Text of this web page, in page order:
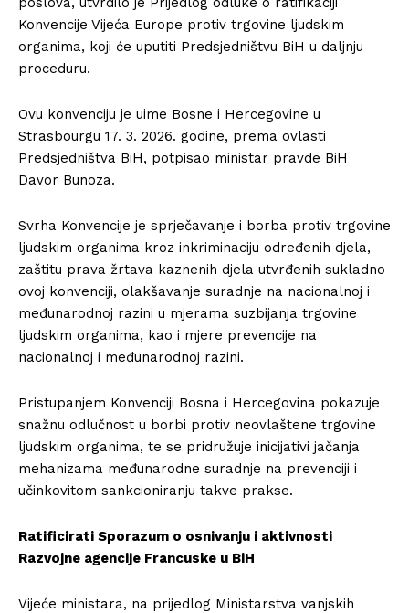
Konvencije Vijeća Europe protiv trgovine ljudskim
organima, koji će uputiti Predsjedništvu BiH u daljnju
proceduru.
Ovu konvenciju je uime Bosne i Hercegovine u
Strasbourgu 17. 3. 2026. godine, prema ovlasti
Predsjedništva BiH, potpisao ministar pravde BiH
Davor Bunoza.
Svrha Konvencije je sprječavanje i borba protiv trgovine
ljudskim organima kroz inkriminaciju određenih djela,
zaštitu prava žrtava kaznenih djela utvrđenih sukladno
ovoj konvenciji, olakšavanje suradnje na nacionalnoj i
međunarodnoj razini u mjerama suzbijanja trgovine
ljudskim organima, kao i mjere prevencije na
nacionalnoj i međunarodnoj razini.
Pristupanjem Konvenciji Bosna i Hercegovina pokazuje
snažnu odlučnost u borbi protiv neovlaštene trgovine
ljudskim organima, te se pridružuje inicijativi jačanja
mehanizama međunarodne suradnje na prevenciji i
učinkovitom sankcioniranju takve prakse.
Ratificirati Sporazum o osnivanju i aktivnosti
Razvojne agencije Francuske u BiH
Vijeće ministara, na prijedlog Ministarstva vanjskih